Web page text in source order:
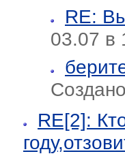
RE:
03.07 в
RE[2]: